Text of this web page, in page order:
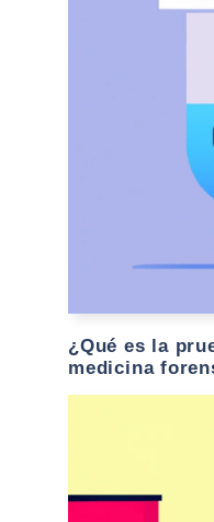
¿Qué es la
medicina